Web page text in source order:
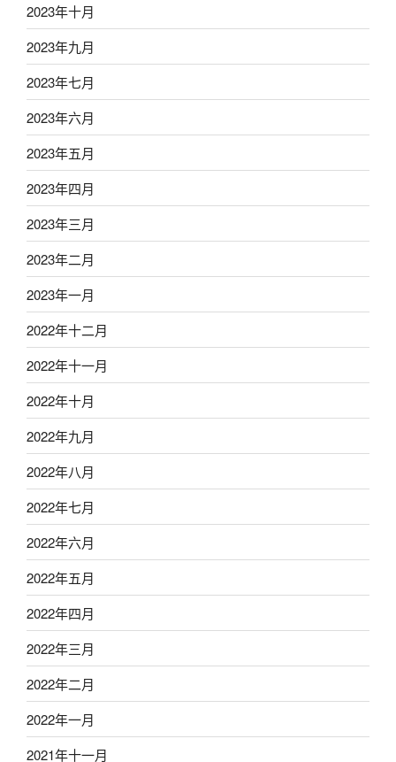
2023年十月
2023年九月
2023年七月
2023年六月
2023年五月
2023年四月
2023年三月
2023年二月
2023年一月
2022年十二月
2022年十一月
2022年十月
2022年九月
2022年八月
2022年七月
2022年六月
2022年五月
2022年四月
2022年三月
2022年二月
2022年一月
2021年十一月